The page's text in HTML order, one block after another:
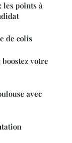
les points à
de colis
votre
avec